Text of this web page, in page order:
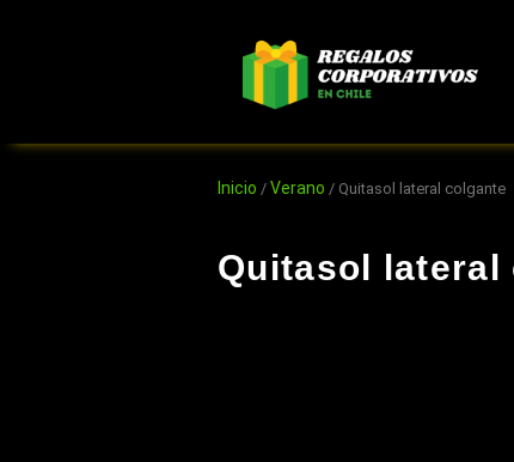
Inicio / Verano / Quitasol lateral colgante
Quitasol lateral